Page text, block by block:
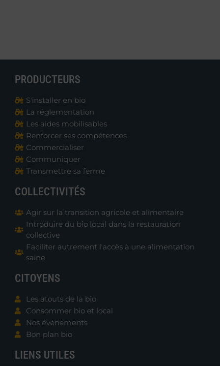
PRODUCTEURS
S'installer en bio
La réglementation
Les aides mobilisables
Renforcer ses compétences
Commercialiser
Communiquer
Transmettre sa ferme
COLLECTIVITÉS
Agir sur la transition agricole et alimentaire
Introduire du bio local dans la restauration
collective
Faciliter autrement l'accès à une alimentation
saine
CITOYENS
Les atouts de la bio
Consommer bio et local
Nos événements
Bon plan bio
LIENS UTILES